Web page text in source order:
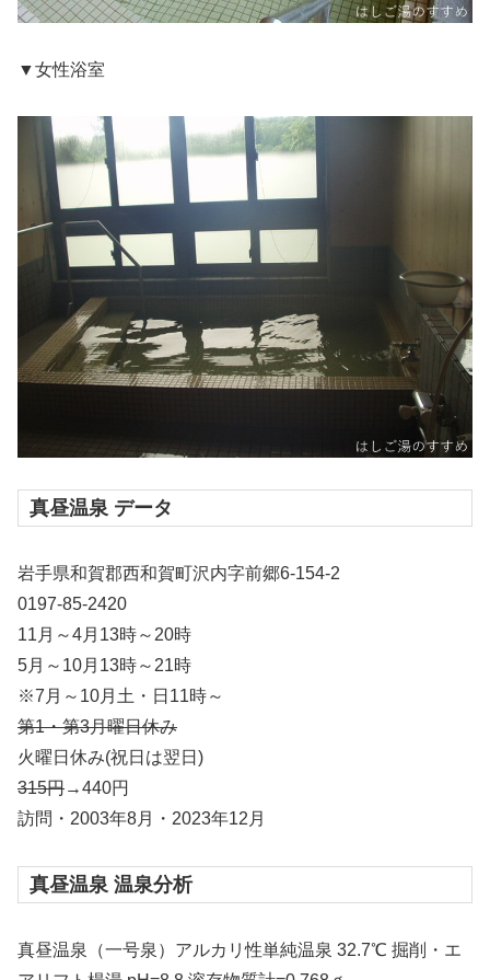
▼女性浴室
真昼温泉 データ
岩手県和賀郡西和賀町沢内字前郷6-154-2
0197-85-2420
11月～4月13時～20時
5月～10月13時～21時
※7月～10月土・日11時～
第1・第3月曜日休み
火曜日休み(祝日は翌日)
315円→440円
訪問・2003年8月・2023年12月
真昼温泉 温泉分析
真昼温泉（一号泉）アルカリ性単純温泉 32.7℃ 掘削・エ